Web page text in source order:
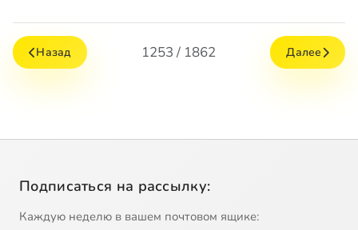
Назад 1253 / 1862 Далее
Подписаться на рассылку:
Каждую неделю в вашем почтовом ящике: